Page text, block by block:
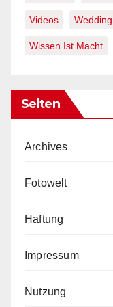
Videos Wedding
Wissen Ist Macht
Seiten
Archives
Fotowelt
Haftung
Impressum
Nutzung